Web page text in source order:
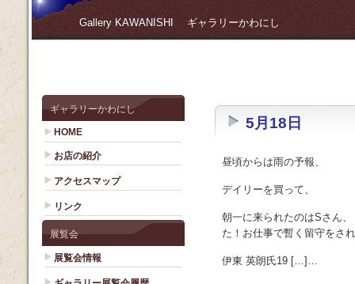
Gallery KAWANISHI ギャラリーかわにし
ギャラリーかわにし
HOME
お店の紹介
アクセスマップ
リンク
展覧会
展覧会情報
5月18日
昼頃からは雨の予報、
デイリーを買って、
朝一に来られたのはSさん
た！お仕事で暫く留守をさ
伊東 英朗氏19 […]…